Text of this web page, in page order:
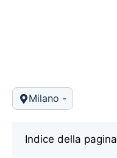
Milano -
Indice della pagina